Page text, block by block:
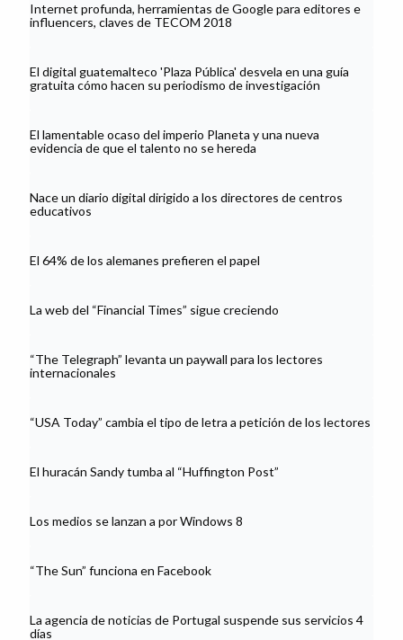
Internet profunda, herramientas de Google para editores e
influencers, claves de TECOM 2018
El digital guatemalteco 'Plaza Pública' desvela en una guía
gratuita cómo hacen su periodismo de investigación
El lamentable ocaso del imperio Planeta y una nueva
evidencia de que el talento no se hereda
Nace un diario digital dirigido a los directores de centros
educativos
El 64% de los alemanes prefieren el papel
La web del “Financial Times” sigue creciendo
“The Telegraph” levanta un paywall para los lectores
internacionales
“USA Today” cambia el tipo de letra a petición de los lectores
El huracán Sandy tumba al “Huffington Post”
Los medios se lanzan a por Windows 8
“The Sun” funciona en Facebook
La agencia de noticias de Portugal suspende sus servicios 4
días